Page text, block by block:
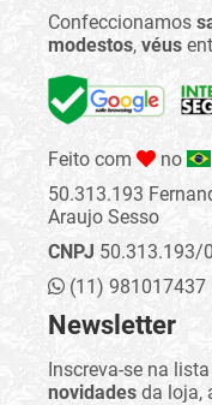
Confeccionamos
modestos, véus
Feito com no
50.313.193
Araujo Sesso
CNPJ 50.313.193/
(11) 981017437
Newsletter
Inscreva-se na
novidades da loja,